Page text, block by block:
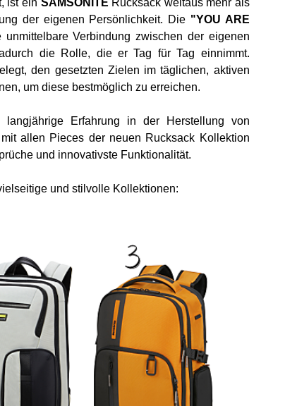
ist ein SAMSONITE Rucksack weitaus mehr als
der eigenen Persönlichkeit. Die "YOU ARE
unmittelbare Verbindung zwischen der eigenen
die Rolle, die er Tag für Tag einnimmt.
den gesetzten Zielen im täglichen, aktiven
um diese bestmöglich zu erreichen.
Erfahrung in der Herstellung von
allen Pieces der neuen Rucksack Kollektion
und innovativste Funktionalität.
und stilvolle Kollektionen: